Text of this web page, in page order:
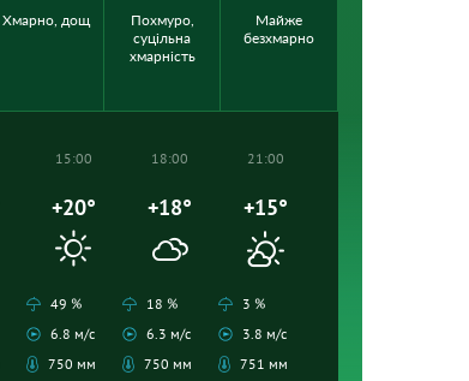
Хмарно, дощ
Похмуро,
суцільна
хмарність
Майже
безхмарно
15:00
+20°
49 %
6.8 м/с
750 мм
18:00
+18°
18 %
6.3 м/с
750 мм
21:00
+15°
3 %
3.8 м/с
751 мм